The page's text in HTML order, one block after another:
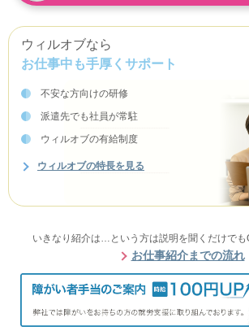
ウィルオブなら
お仕事中も手厚くサポート
不安な方向けの研修
派遣先でも社員が常駐
ウィルオブの有給制度
ウィルオブの特長を見る
いきなり紹介は…という方は説明を聞くだけでも
お仕事紹介までの流れ